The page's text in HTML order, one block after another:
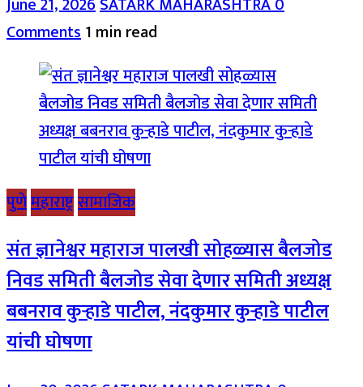
Comments1 min read
पुणेमहाराष्ट्रसामाजिक
संत ज्ञानेश्वर महाराज पालखी सोहळ्यास बैलजोड
निवड समिती बैलजोड सेवा देणार समिती अध्यक्ष
बबनराव कुऱ्हाडे पाटील, नंदकुमार कुऱ्हाडे पाटील
यांची घोषणा